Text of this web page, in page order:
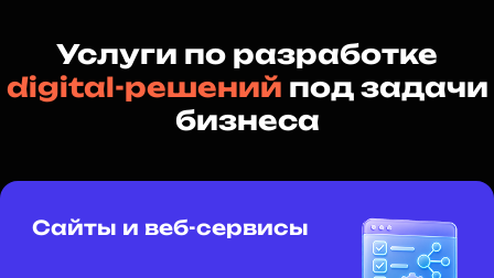
Услуги по разработке
digital-решений под задачи
бизнеса
Сайты и веб-сервисы